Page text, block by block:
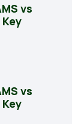
vs
vs